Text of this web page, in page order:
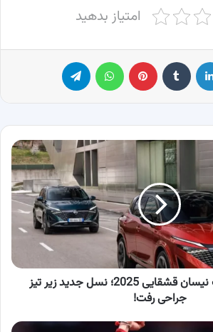
امتیاز بدهید
لینکدین ‫تامبلر پینترست
معرفی مشخصات نیسان قشقایی 2025؛ نسل جدید زیر تیز
جراحی رفت!